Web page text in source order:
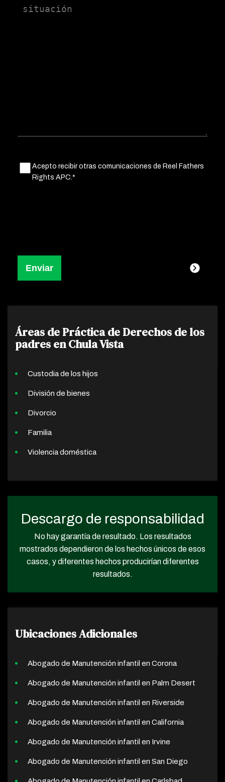
Untitled(Obligatorio)
Acepto recibir otras comunicaciones de Reel Fathers
Rights APC.*
Áreas de Práctica de Derechos de los
padres en Chula Vista
Custodia de los hijos
División de bienes
Divorcio
Familia
Violencia doméstica
Descargo de responsabilidad
No hay garantía de resultado. Los resultados
mostrados dependieron de los hechos únicos de esos
casos, y diferentes hechos producirían diferentes
resultados.
Ubicaciones Adicionales
Abogado de Manutención infantil en Corona
Abogado de Manutención infantil en Palm Desert
Abogado de Manutención infantil en Riverside
Abogado de Manutención infantil en California
Abogado de Manutención infantil en Irvine
Abogado de Manutención infantil en San Diego